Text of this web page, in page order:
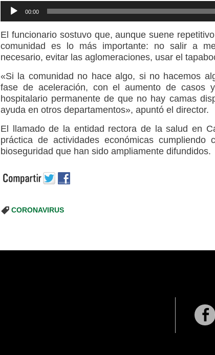
Reproductor
00:00
El funcionario sostuvo que, aunque suene
comunidad es lo más importante: no salir a
necesario, evitar las aglomeraciones, usar el
«Si la comunidad no hace algo, si no hacemos
fase de aceleración, con el aumento de casos
hospitalario permanente de que no hay camas
ayuda en otros departamentos», apuntó el director.
El llamado de la entidad rectora de la salud en
práctica de actividades económicas cumpliendo
bioseguridad que han sido ampliamente difundidos.
CORONAVIRUS